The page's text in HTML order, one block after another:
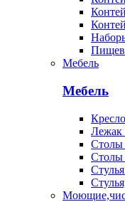
Мебель
Мебель
Лежак
Столы
Столы